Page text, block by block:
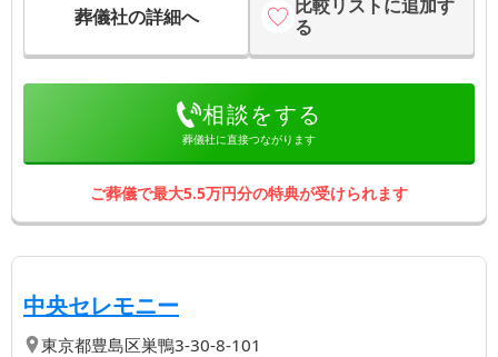
子に懇切丁寧に説明していただき、実際に万一が訪れた
時から式~火葬が終わり、自宅に祭壇を設えていただくま
で、全てのことを大切にしていただきながら進めていた
だき、何も心配せずに済みました。私は「小さな森の
家」さんに相談して本当に良かったと思います。今後私
の知人でそのことを話す機会があれば、このことを話そ
うと思っています。本当に有難うございました。
葬儀社の詳細へ
比較リストに追加す
る
相談をする
葬儀社に直接つながります
ご葬儀で最大5.5万円分の特典が受けられます
【第3位】
中央セレモニー
東京都豊島区巣鴨3-30-8-101